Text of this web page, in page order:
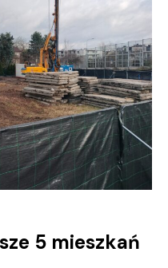
5 mieszkań